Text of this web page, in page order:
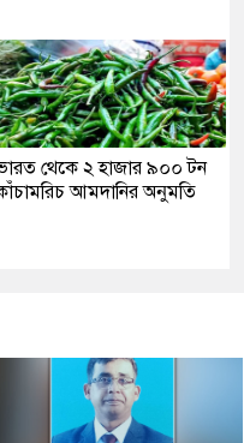
থেকে ২ হাজার ৯০০ টন
আমদানির অনুমতি